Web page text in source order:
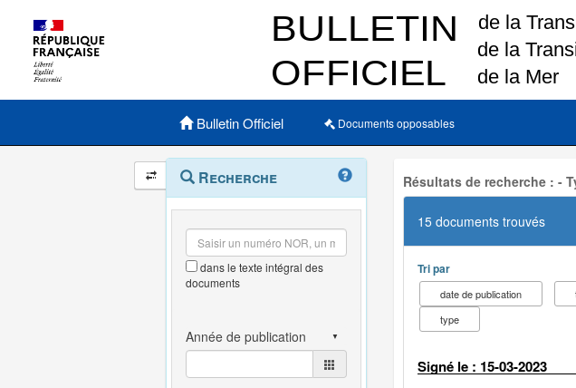
Menu principal
Bulletin Officiel Documents opposables
Navigation
et
outils
annexes
Menu
contextuel
Recherche
dans le texte intégral des
documents
Résultats de recherche : -
15 documents trouvés
Tri par
date de publication
type
Signé le : 15-03-2023